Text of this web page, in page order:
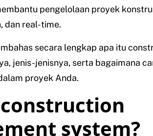
pengelolaan proyek
dan real-time.
secara lengkap apa itu
jenis-jenisnya, serta bagaimana
proyek Anda.
system?